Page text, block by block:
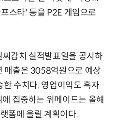
스타' 등을 P2E 게임으로
감치 실적발표일을 공시하
매출은 3058억원으로 예상
수치다. 영업이익도 흑자
집중하는 위메이드는 올해
폼에 올릴 계획이다.